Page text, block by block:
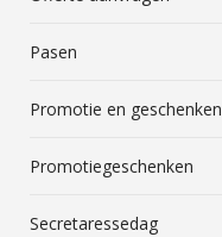
Pasen
Promotie en geschenken
Promotiegeschenken
Secretaressedag